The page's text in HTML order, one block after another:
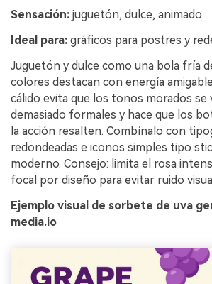
Sensación: juguetón, dulce, animado
Ideal para: gráficos para postres y
Juguetón y dulce como una bola fría
colores destacan con energía
cálido evita que los tonos morados se
demasiado formales y hace que los
la acción resalten. Combínalo con
redondeadas e iconos simples tipo
moderno. Consejo: limita el rosa
focal por diseño para evitar ruido
Ejemplo visual de sorbete de uva
media.io